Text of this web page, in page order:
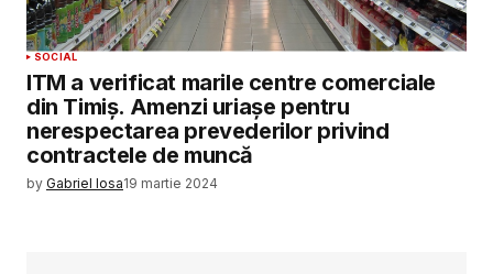
SOCIAL
ITM a verificat marile centre comerciale
din Timiș. Amenzi uriașe pentru
nerespectarea prevederilor privind
contractele de muncă
by Gabriel Iosa19 martie 2024